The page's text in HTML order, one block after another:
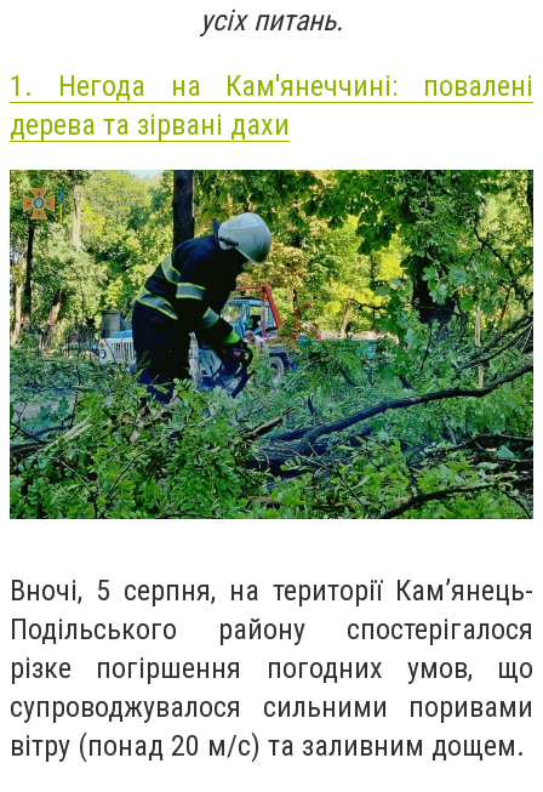
усіх питань.
1. Негода на Кам'янеччині: повалені
дерева та зірвані дахи
Вночі, 5 серпня, на території Кам’янець-
Подільського району спостерігалося
різке погіршення погодних умов, що
супроводжувалося сильними поривами
вітру (понад 20 м/с) та заливним дощем.